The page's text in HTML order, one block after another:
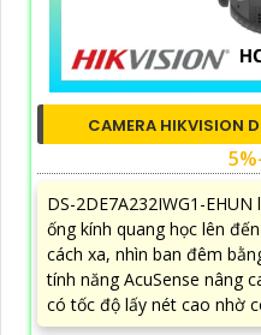
CAMERA HIKVISION
DS-2DE7A232IWG1-
ống kính quang học lên
cách xa, nhìn ban đêm
tính năng AcuSense nâng
có tốc độ lấy nét cao nhờ